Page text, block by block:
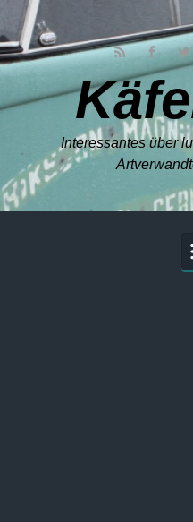
Zum Hauptinhalt springen
Interessantes über